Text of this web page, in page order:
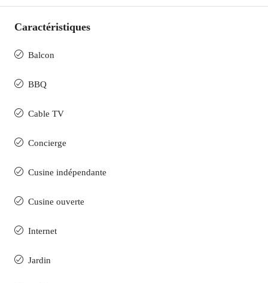
Caractéristiques
Balcon
BBQ
Cable TV
Concierge
Cusine indépendante
Cusine ouverte
Internet
Jardin